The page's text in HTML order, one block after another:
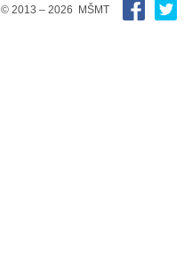
© 2013 – 2026 MŠMT